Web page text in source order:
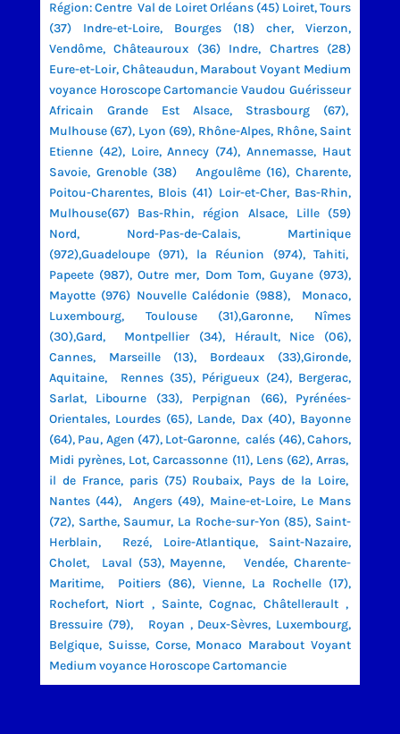
Région: Centre Val de Loiret Orléans (45) Loiret, Tours
(37) Indre-et-Loire, Bourges (18) cher, Vierzon,
Vendôme, Châteauroux (36) Indre, Chartres (28)
Eure-et-Loir, Châteaudun, Marabout Voyant Medium
voyance Horoscope Cartomancie Vaudou Guérisseur
Africain Grande Est Alsace, Strasbourg (67),
Mulhouse (67), Lyon (69), Rhône-Alpes, Rhône, Saint
Etienne (42), Loire, Annecy (74), Annemasse, Haut
Savoie, Grenoble (38) Angoulême (16), Charente,
Poitou-Charentes, Blois (41) Loir-et-Cher, Bas-Rhin,
Mulhouse(67) Bas-Rhin, région Alsace, Lille (59)
Nord, Nord-Pas-de-Calais, Martinique
(972),Guadeloupe (971), la Réunion (974), Tahiti,
Papeete (987), Outre mer, Dom Tom, Guyane (973),
Mayotte (976) Nouvelle Calédonie (988), Monaco,
Luxembourg, Toulouse (31),Garonne, Nîmes
(30),Gard, Montpellier (34), Hérault, Nice (06),
Cannes, Marseille (13), Bordeaux (33),Gironde,
Aquitaine, Rennes (35), Périgueux (24), Bergerac,
Sarlat, Libourne (33), Perpignan (66), Pyrénées-
Orientales, Lourdes (65), Lande, Dax (40), Bayonne
(64), Pau, Agen (47), Lot-Garonne, calés (46), Cahors,
Midi pyrènes, Lot, Carcassonne (11), Lens (62), Arras,
il de France, paris (75) Roubaix, Pays de la Loire,
Nantes (44), Angers (49), Maine-et-Loire, Le Mans
(72), Sarthe, Saumur, La Roche-sur-Yon (85), Saint-
Herblain, Rezé, Loire-Atlantique, Saint-Nazaire,
Cholet, Laval (53), Mayenne, Vendée, Charente-
Maritime, Poitiers (86), Vienne, La Rochelle (17),
Rochefort, Niort , Sainte, Cognac, Châtellerault ,
Bressuire (79), Royan , Deux-Sèvres, Luxembourg,
Belgique, Suisse, Corse, Monaco Marabout Voyant
Medium voyance Horoscope Cartomancie